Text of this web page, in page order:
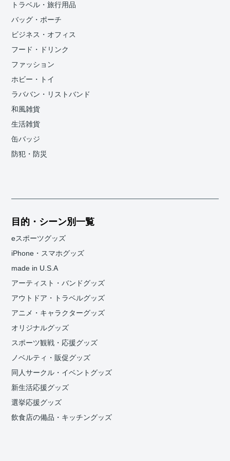
トラベル・旅行用品
バッグ・ポーチ
ビジネス・オフィス
フード・ドリンク
ファッション
ホビー・トイ
ラババン・リストバンド
和風雑貨
生活雑貨
缶バッジ
防犯・防災
目的・シーン別一覧
eスポーツグッズ
iPhone・スマホグッズ
made in U.S.A
アーティスト・バンドグッズ
アウトドア・トラベルグッズ
アニメ・キャラクターグッズ
オリジナルグッズ
スポーツ観戦・応援グッズ
ノベルティ・販促グッズ
同人サークル・イベントグッズ
新生活応援グッズ
選挙応援グッズ
飲食店の備品・キッチングッズ